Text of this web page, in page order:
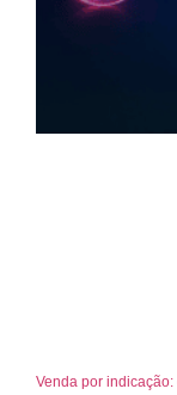
Venda por